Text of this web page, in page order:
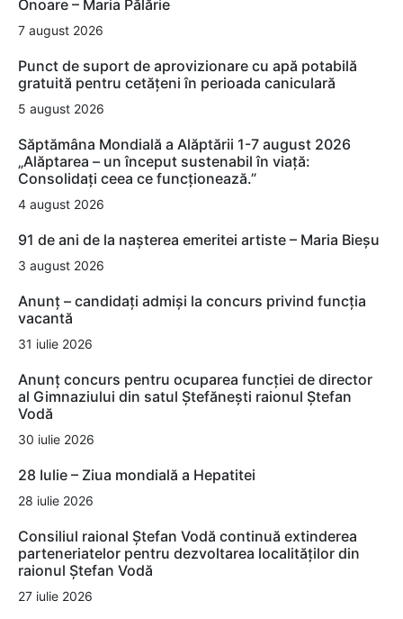
Onoare – Maria Pălărie
7 august 2026
Punct de suport de aprovizionare cu apă potabilă
gratuită pentru cetățeni în perioada caniculară
5 august 2026
Săptămâna Mondială a Alăptării 1-7 august 2026
„Alăptarea – un început sustenabil în viață:
Consolidați ceea ce funcționează.”
4 august 2026
91 de ani de la nașterea emeritei artiste – Maria Bieșu
3 august 2026
Anunț – candidați admiși la concurs privind funcția
vacantă
31 iulie 2026
Anunț concurs pentru ocuparea funcției de director
al Gimnaziului din satul Ștefănești raionul Ștefan
Vodă
30 iulie 2026
28 Iulie – Ziua mondială a Hepatitei
28 iulie 2026
Consiliul raional Ștefan Vodă continuă extinderea
parteneriatelor pentru dezvoltarea localităților din
raionul Ștefan Vodă
27 iulie 2026